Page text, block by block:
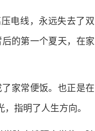
电线，永远失去了双
的第一个夏天，在家
家常便饭。也正是在
指明了人生方向。